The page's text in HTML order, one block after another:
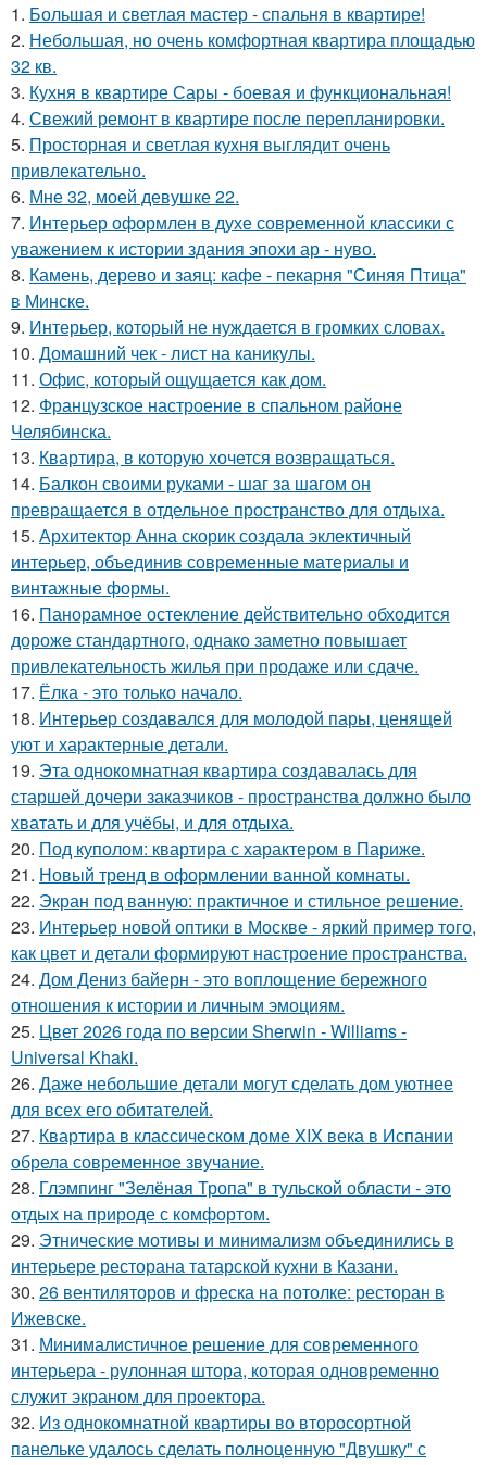
1. Большая и светлая мастер - спальня в квартире!
2. Небольшая, но очень комфортная квартира площадью
32 кв.
3. Кухня в квартире Сары - боевая и функциональная!
4. Свежий ремонт в квартире после перепланировки.
5. Просторная и светлая кухня выглядит очень
привлекательно.
6. Мне 32, моей девушке 22.
7. Интерьер оформлен в духе современной классики с
уважением к истории здания эпохи ар - нуво.
8. Камень, дерево и заяц: кафе - пекарня "Синяя Птица"
в Минске.
9. Интерьер, который не нуждается в громких словах.
10. Домашний чек - лист на каникулы.
11. Офис, который ощущается как дом.
12. Французское настроение в спальном районе
Челябинска.
13. Квартира, в которую хочется возвращаться.
14. Балкон своими руками - шаг за шагом он
превращается в отдельное пространство для отдыха.
15. Архитектор Анна скорик создала эклектичный
интерьер, объединив современные материалы и
винтажные формы.
16. Панорамное остекление действительно обходится
дороже стандартного, однако заметно повышает
привлекательность жилья при продаже или сдаче.
17. Ёлка - это только начало.
18. Интерьер создавался для молодой пары, ценящей
уют и характерные детали.
19. Эта однокомнатная квартира создавалась для
старшей дочери заказчиков - пространства должно было
хватать и для учёбы, и для отдыха.
20. Под куполом: квартира с характером в Париже.
21. Новый тренд в оформлении ванной комнаты.
22. Экран под ванную: практичное и стильное решение.
23. Интерьер новой оптики в Москве - яркий пример того,
как цвет и детали формируют настроение пространства.
24. Дом Дениз байерн - это воплощение бережного
отношения к истории и личным эмоциям.
25. Цвет 2026 года по версии Sherwin - Williams -
Universal Khaki.
26. Даже небольшие детали могут сделать дом уютнее
для всех его обитателей.
27. Квартира в классическом доме XIX века в Испании
обрела современное звучание.
28. Глэмпинг "Зелёная Тропа" в тульской области - это
отдых на природе с комфортом.
29. Этнические мотивы и минимализм объединились в
интерьере ресторана татарской кухни в Казани.
30. 26 вентиляторов и фреска на потолке: ресторан в
Ижевске.
31. Минималистичное решение для современного
интерьера - рулонная штора, которая одновременно
служит экраном для проектора.
32. Из однокомнатной квартиры во второсортной
панельке удалось сделать полноценную "Двушку" с